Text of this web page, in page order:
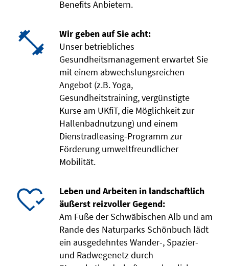
Benefits Anbietern.
Wir geben auf Sie acht:
Unser betriebliches
Gesundheitsmanagement erwartet Sie
mit einem abwechslungsreichen
Angebot (z.B. Yoga,
Gesundheitstraining, vergünstigte
Kurse am UKfiT, die Möglichkeit zur
Hallenbadnutzung) und einem
Dienstradleasing-Programm zur
Förderung umweltfreundlicher
Mobilität.
Leben und Arbeiten in landschaftlich
äußerst reizvoller Gegend:
Am Fuße der Schwäbischen Alb und am
Rande des Naturparks Schönbuch lädt
ein ausgedehntes Wander-, Spazier-
und Radwegenetz durch